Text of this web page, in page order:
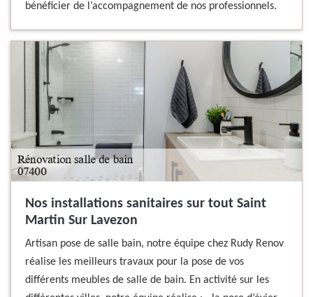
bénéficier de l’accompagnement de nos professionnels.
Nos installations sanitaires sur tout Saint
Martin Sur Lavezon
Artisan pose de salle bain, notre équipe chez Rudy Renov
réalise les meilleurs travaux pour la pose de vos
différents meubles de salle de bain. En activité sur les